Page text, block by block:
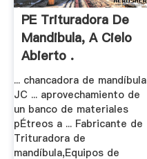
PE Trituradora De
Mandibula, A Cielo
Abierto .
... chancadora de mandíbula
JC ... aprovechamiento de
un banco de materiales
pÉtreos a ... Fabricante de
Trituradora de
mandíbula,Equipos de